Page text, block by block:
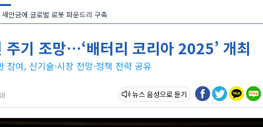
만금에 글로벌 로봇 파운드리 구축
주기 조망…‘배터리 코리아 2025’ 개최
참여, 신기술·시장 전망·정책 전략 공유
뉴스 음성